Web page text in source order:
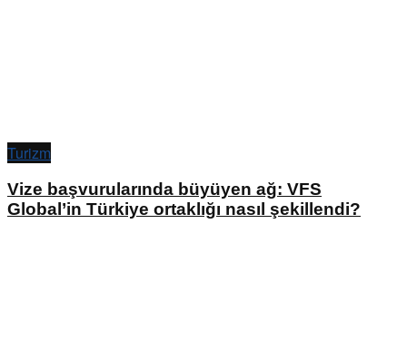
Turizm
Vize başvurularında büyüyen ağ: VFS
Global’in Türkiye ortaklığı nasıl şekillendi?